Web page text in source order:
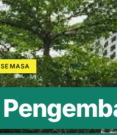
SEMASA